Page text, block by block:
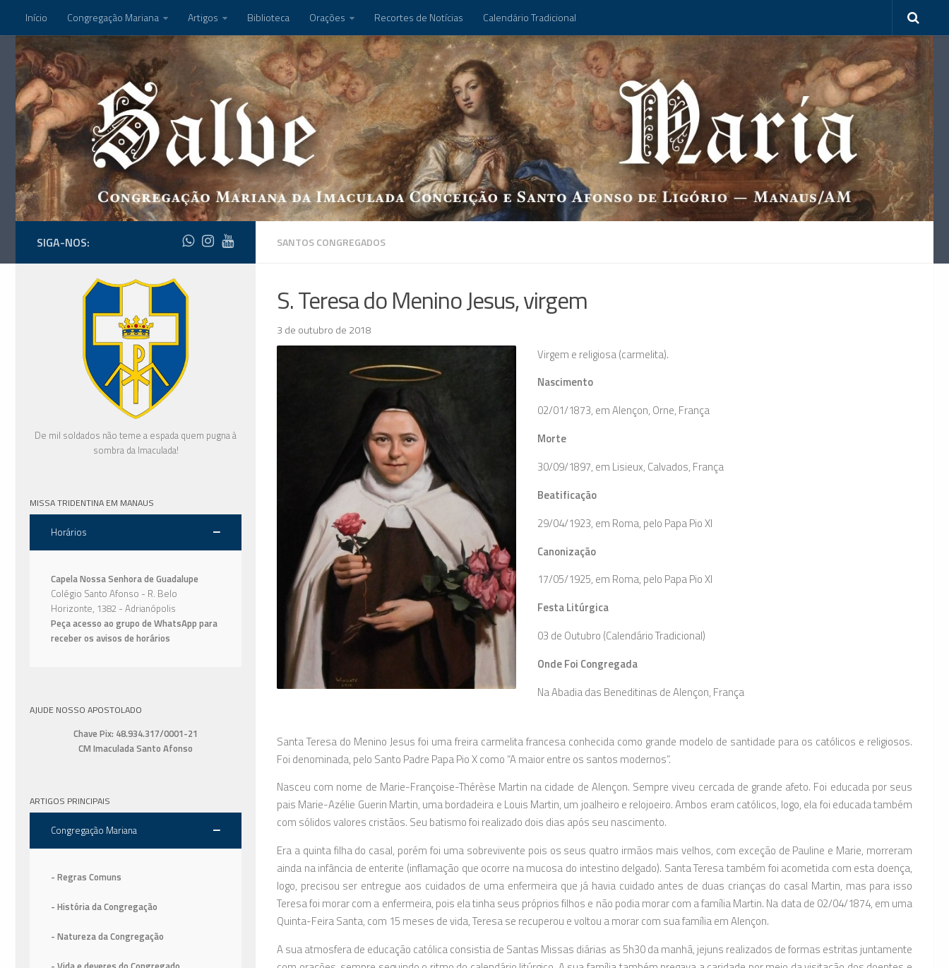
Início Congregação Mariana Artigos Biblioteca Orações Recortes de Notícias Calendário Tradicional
SANTOS CONGREGADOS
S. Teresa do Menino Jesus, virgem
3 de outubro de 2018
Virgem e religiosa (carmelita).
Nascimento
02/01/1873, em Alençon, Orne, França
Morte
30/09/1897, em Lisieux, Calvados, França
Beatificação
29/04/1923, em Roma, pelo Papa Pio XI
Canonização
17/05/1925, em Roma, pelo Papa Pio XI
Festa Litúrgica
03 de Outubro (Calendário Tradicional)
Onde Foi Congregada
Na Abadia das Beneditinas de Alençon, França
Santa Teresa do Menino Jesus foi uma freira carmelita francesa conhecida como grande modelo de santidade para os católicos e religiosos.
Foi denominada, pelo Santo Padre Papa Pio X como “A maior entre os santos modernos”.
Nasceu com nome de Marie-Françoise-Thérèse Martin na cidade de Alençon. Sempre viveu cercada de grande afeto. Foi educada por seus
pais Marie-Azélie Guerin Martin, uma bordadeira e Louis Martin, um joalheiro e relojoeiro. Ambos eram católicos, logo, ela foi educada também
com sólidos valores cristãos. Seu batismo foi realizado dois dias após seu nascimento.
Era a quinta filha do casal, porém foi uma sobrevivente pois os seus quatro irmãos mais velhos, com exceção de Pauline e Marie, morreram
ainda na infância de enterite (inflamação que ocorre na mucosa do intestino delgado). Santa Teresa também foi acometida com esta doença,
logo, precisou ser entregue aos cuidados de uma enfermeira que já havia cuidado antes de duas crianças do casal Martin, mas para isso
Teresa foi morar com a enfermeira, pois ela tinha seus próprios filhos e não podia morar com a família Martin. Na data de 02/04/1874, em uma
Quinta-Feira Santa, com 15 meses de vida, Teresa se recuperou e voltou a morar com sua família em Alençon.
A sua atmosfera de educação católica consistia de Santas Missas diárias as 5h30 da manhã, jejuns realizados de formas estritas juntamente
SIGA-NOS:
De mil soldados não teme a espada quem pugna à
sombra da Imaculada!
MISSA TRIDENTINA EM MANAUS
Horários
Capela Nossa Senhora de Guadalupe
Colégio Santo Afonso - R. Belo
Horizonte, 1382 - Adrianópolis
Peça acesso ao grupo de WhatsApp para
receber os avisos de horários
AJUDE NOSSO APOSTOLADO
Chave Pix: 48.934.317/0001-21
CM Imaculada Santo Afonso
ARTIGOS PRINCIPAIS
Congregação Mariana
- Regras Comuns
- História da Congregação
- Natureza da Congregação